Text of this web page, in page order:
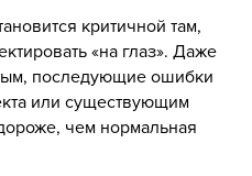
критичной там,
«на глаз». Даже
последующие ошибки
или существующим
чем нормальная